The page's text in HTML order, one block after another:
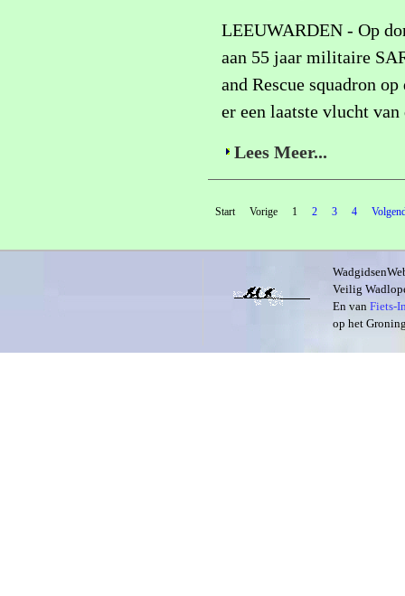
LEEUWARDEN - Op
aan 55 jaar militaire
and Rescue squadron
er een laatste vlucht
Lees Meer...
Start Vorige 1 2 3 4
Veilig
En van Fiets-
op het